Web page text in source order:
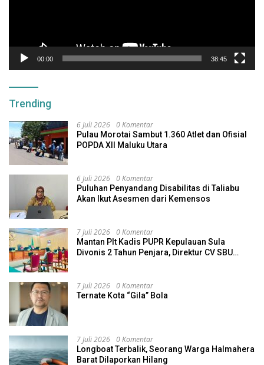
00:00 38:45
Trending
6 Juli 2026 0 Komentar
Pulau Morotai Sambut 1.360 Atlet dan Ofisial
POPDA XII Maluku Utara
6 Juli 2026 0 Komentar
Puluhan Penyandang Disabilitas di Taliabu
Akan Ikut Asesmen dari Kemensos
7 Juli 2026 0 Komentar
Mantan Plt Kadis PUPR Kepulauan Sula
Divonis 2 Tahun Penjara, Direktur CV SBU
7 Juli 2026 0 Komentar
Ternate Kota “Gila” Bola
7 Juli 2026 0 Komentar
Longboat Terbalik, Seorang Warga Halmahera
Barat Dilaporkan Hilang